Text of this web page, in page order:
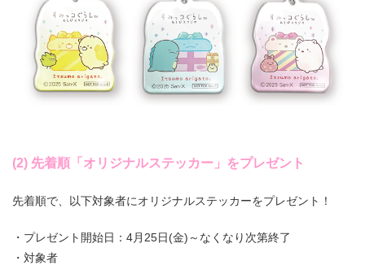
(2) 先着順「オリジナルステッカー」をプレゼント
先着順で、以下対象者にオリジナルステッカーをプレゼント！
・プレゼント開始日：4月25日(金)～なくなり次第終了
・対象者